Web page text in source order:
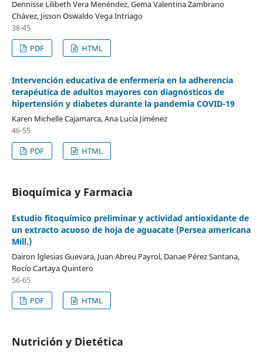
Dennisse Lilibeth Vera Menéndez, Gema Valentina Zambrano
Chávez, Jisson Oswaldo Vega Intriago
38-45
PDF
HTML
Intervención educativa de enfermería en la adherencia
terapéutica de adultos mayores con diagnósticos de
hipertensión y diabetes durante la pandemia COVID-19
Karen Michelle Cajamarca, Ana Lucía Jiménez
46-55
PDF
HTML
Bioquímica y Farmacia
Estudio fitoquímico preliminar y actividad antioxidante de
un extracto acuoso de hoja de aguacate (Persea americana
Mill.)
Dairon Iglesias Guevara, Juan Abreu Payrol, Danae Pérez Santana,
Rocío Cartaya Quintero
56-65
PDF
HTML
Nutrición y Dietética